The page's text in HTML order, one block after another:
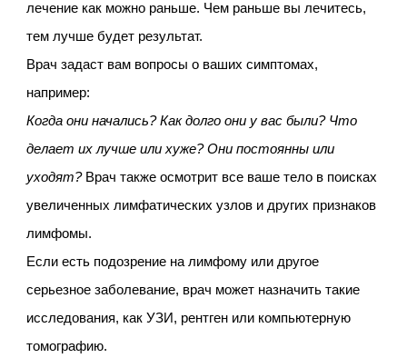
лечение как можно раньше. Чем раньше вы лечитесь,
тем лучше будет результат.
Врач задаст вам вопросы о ваших симптомах,
например:
Когда они начались? Как долго они у вас были? Что
делает их лучше или хуже? Они постоянны или
уходят?Врач также осмотрит все ваше тело в поисках
увеличенных лимфатических узлов и других признаков
лимфомы.
Если есть подозрение на лимфому или другое
серьезное заболевание, врач может назначить такие
исследования, как УЗИ, рентген или компьютерную
томографию.